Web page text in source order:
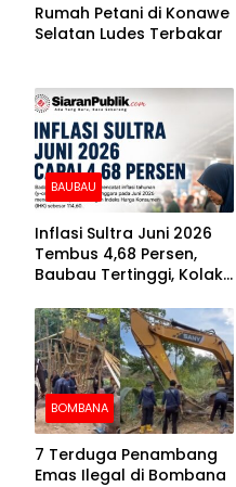
Rumah Petani di Konawe
Selatan Ludes Terbakar
BAUBAU
Inflasi Sultra Juni 2026
Tembus 4,68 Persen,
Baubau Tertinggi, Kolaka
BOMBANA
7 Terduga Penambang
Emas Ilegal di Bombana